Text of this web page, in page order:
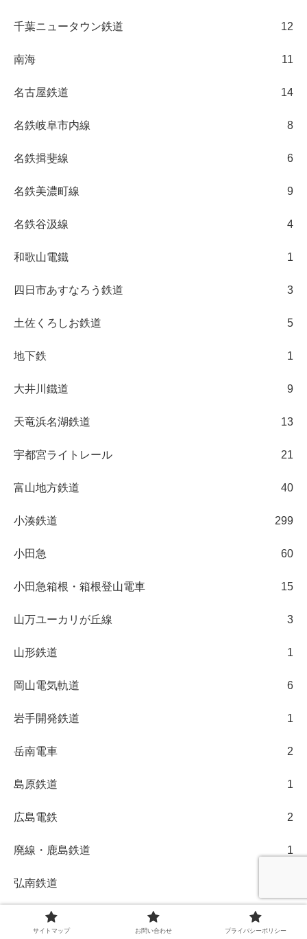
千葉ニュータウン鉄道 12
南海 11
名古屋鉄道 14
名鉄岐阜市内線 8
名鉄揖斐線 6
名鉄美濃町線 9
名鉄谷汲線 4
和歌山電鐵 1
四日市あすなろう鉄道 3
土佐くろしお鉄道 5
地下鉄 1
大井川鐵道 9
天竜浜名湖鉄道 13
宇都宮ライトレール 21
富山地方鉄道 40
小湊鉄道 299
小田急 60
小田急箱根・箱根登山電車 15
山万ユーカリが丘線 3
山形鉄道 1
岡山電気軌道 6
岩手開発鉄道 1
岳南電車 2
島原鉄道 1
広島電鉄 2
廃線・鹿島鉄道 1
弘南鉄道
成田スカイアクセス
サイトマップ お問い合わせ プライバシーポリシー